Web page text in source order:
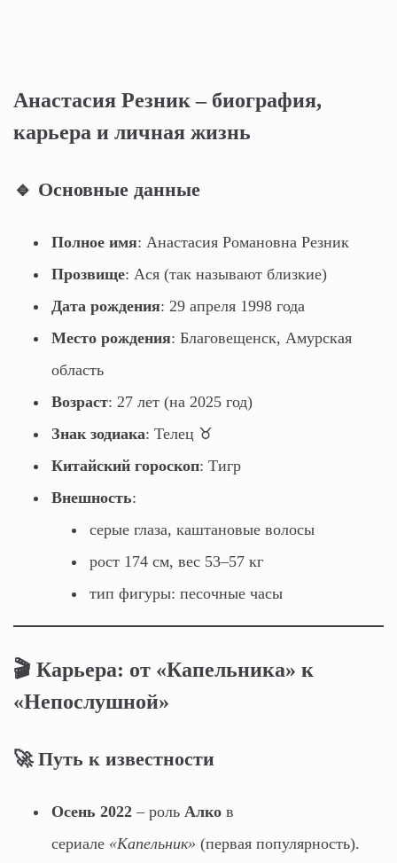
Анастасия Резник – биография,
карьера и личная жизнь
🔹 Основные данные
Полное имя: Анастасия Романовна Резник
Прозвище: Ася (так называют близкие)
Дата рождения: 29 апреля 1998 года
Место рождения: Благовещенск, Амурская
область
Возраст: 27 лет (на 2025 год)
Знак зодиака: Телец ♉
Китайский гороскоп: Тигр
Внешность:
серые глаза, каштановые волосы
рост 174 см, вес 53–57 кг
тип фигуры: песочные часы
🎬 Карьера: от «Капельника» к
«Непослушной»
🚀 Путь к известности
Осень 2022 – роль Алко в
сериале «Капельник» (первая популярность).